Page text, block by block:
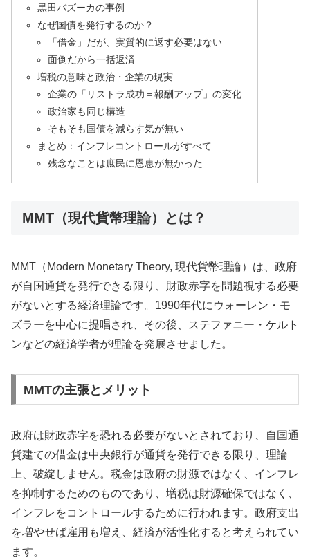
黒田バズーカの事例
なぜ国債を発行するのか？
「借金」だが、実質的に返す必要はない
面倒だから一括返済
増税の意味と政治・企業の現実
企業の「リストラ成功＝報酬アップ」の変化
政治家も同じ構造
そもそも国債を減らす気が無い
まとめ：インフレコントロールがすべて
残念なことは庶民に恩恵が無かった
MMT（現代貨幣理論）とは？
MMT（Modern Monetary Theory, 現代貨幣理論）は、政府
が自国通貨を発行できる限り、財政赤字を問題視する必要
がないとする経済理論です。1990年代にウォーレン・モ
ズラーを中心に提唱され、その後、ステファニー・ケルト
ンなどの経済学者が理論を発展させました。
MMTの主張とメリット
政府は財政赤字を恐れる必要がないとされており、自国通
貨建ての借金は中央銀行が通貨を発行できる限り、理論
上、破綻しません。税金は政府の財源ではなく、インフレ
を抑制するためのものであり、増税は財源確保ではなく、
インフレをコントロールするために行われます。政府支出
を増やせば雇用も増え、経済が活性化すると考えられてい
ます。